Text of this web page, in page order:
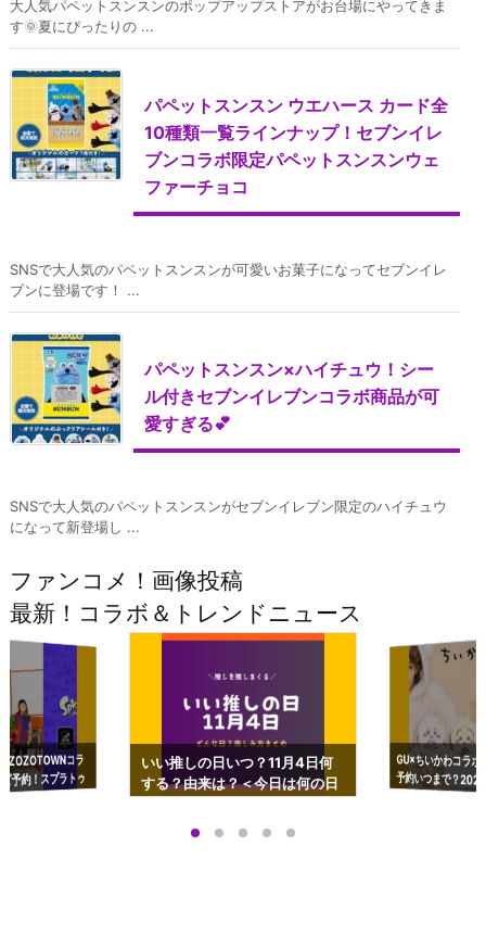
大人気パペットスンスンのポップアップストアがお台場にやってきま
す🌞夏にぴったりの ...
パペットスンスン ウエハース カード全
10種類一覧ラインナップ！セブンイレ
ブンコラボ限定パペットスンスンウェ
ファーチョコ
SNSで大人気のパペットスンスンが可愛いお菓子になってセブンイレ
ブンに登場です！ ...
パペットスンスン×ハイチュウ！シー
ル付きセブンイレブンコラボ商品が可
愛すぎる💕
SNSで大人気のパペットスンスンがセブンイレブン限定のハイチュウ
になって新登場し ...
ファンコメ！画像投稿
最新！コラボ＆トレンドニュース
コラ
予約！スプラトゥ
ップも渋谷Hz
いい推しの日いつ？11月4日何
する？由来は？＜今日は何の日
GU×ちいかわコラ
予約いつまで？
ーチやショルダー